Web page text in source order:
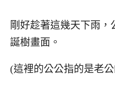
剛好趁著這幾天下雨
誕樹畫面。
(這裡的公公指的是老